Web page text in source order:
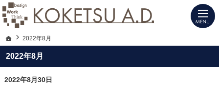
2022年8月
建築士と建てる高性能デザイン注文住宅（愛知・名古屋）の新築は当社へお任せく
注文住宅（愛知・名古屋）の設計施工ならKOKETSU A.D.にお任せ
2022年8月30日
ホーム
2022年8月